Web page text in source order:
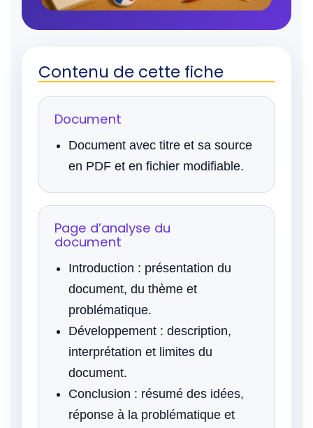
Contenu de cette fiche
Document
Document avec titre et sa source
en PDF et en fichier modifiable.
Page d’analyse du
document
Introduction : présentation du
document, du thème et
problématique.
Développement : description,
interprétation et limites du
document.
Conclusion : résumé des idées,
réponse à la problématique et